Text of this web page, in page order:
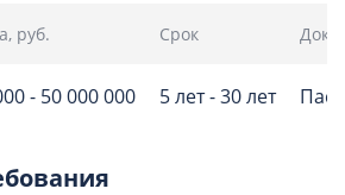
руб. Срок
- 50 000 000 5 лет - 30 лет